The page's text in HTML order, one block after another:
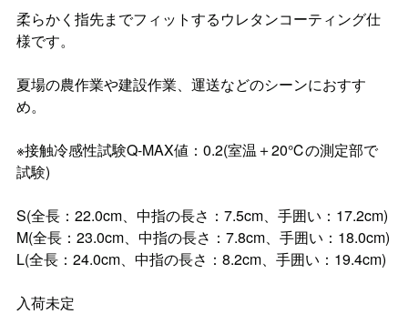
柔らかく指先までフィットするウレタンコーティング仕
様です。
夏場の農作業や建設作業、運送などのシーンにおすす
め。
※接触冷感性試験Q-MAX値：0.2(室温＋20℃の測定部で
試験)
S(全長：22.0cm、中指の長さ：7.5cm、手囲い：17.2cm)
M(全長：23.0cm、中指の長さ：7.8cm、手囲い：18.0cm)
L(全長：24.0cm、中指の長さ：8.2cm、手囲い：19.4cm)
入荷未定